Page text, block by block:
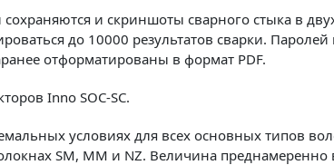
и скриншоты сварного стыка в
до 10000 результатов сварки. Паролей
отформатированы в формат PDF.
Inno SOC-SC.
условиях для всех основных типов
SM, MM и NZ. Величина преднамеренно